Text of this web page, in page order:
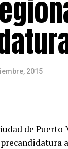
2015
de